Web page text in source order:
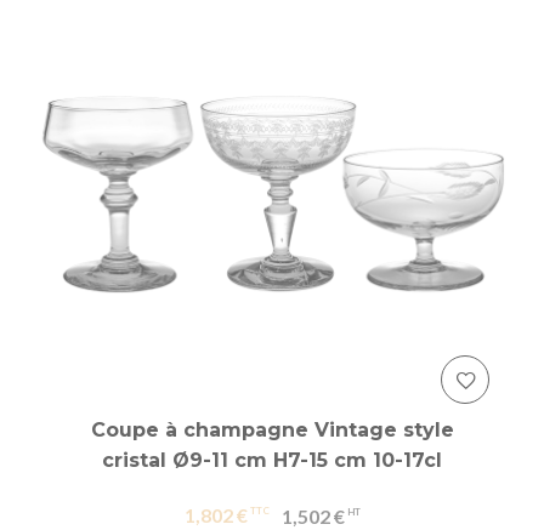
Coupe à champagne Vintage style
cristal Ø9-11 cm H7-15 cm 10-17cl
1,802 € 1,502 €